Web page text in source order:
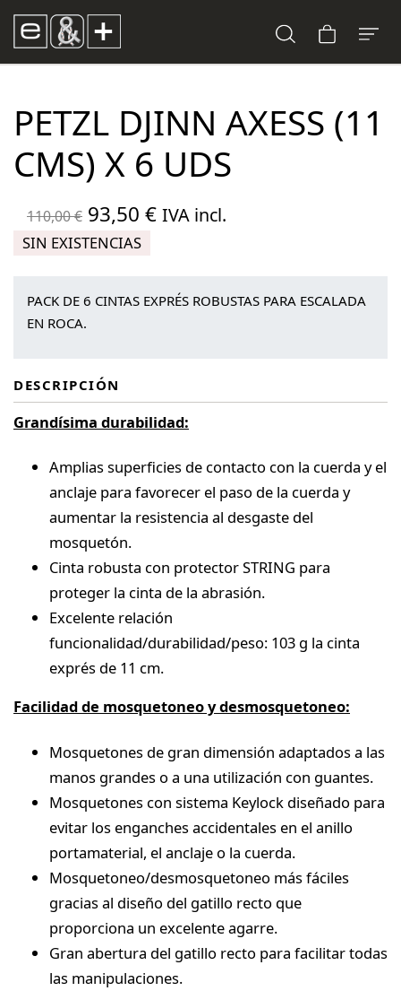
PETZL DJINN AXESS (11
CMS) X 6 UDS
110,00€ El
precio
era:
93,50 €El
es:
IVA incl.
SIN EXISTENCIAS
PACK DE 6 CINTAS EXPRÉS ROBUSTAS PARA ESCALADA
EN ROCA.
DESCRIPCIÓN
Grandísima durabilidad:
Amplias superficies de contacto con la cuerda y el
anclaje para favorecer el paso de la cuerda y
aumentar la resistencia al desgaste del
mosquetón.
Cinta robusta con protector STRING para
proteger la cinta de la abrasión.
Excelente relación
funcionalidad/durabilidad/peso: 103 g la cinta
exprés de 11 cm.
Facilidad de mosquetoneo y desmosquetoneo:
Mosquetones de gran dimensión adaptados a las
manos grandes o a una utilización con guantes.
Mosquetones con sistema Keylock diseñado para
evitar los enganches accidentales en el anillo
portamaterial, el anclaje o la cuerda.
Mosquetoneo/desmosquetoneo más fáciles
gracias al diseño del gatillo recto que
proporciona un excelente agarre.
Gran abertura del gatillo recto para facilitar todas
las manipulaciones.